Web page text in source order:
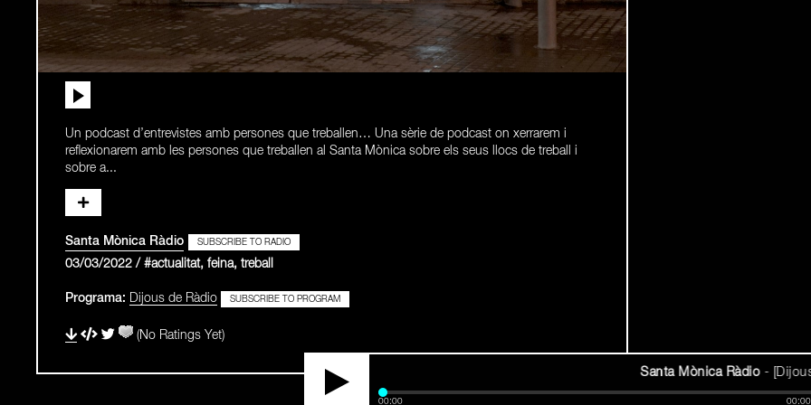
Un podcast d’entrevistes amb persones que treballen… Una sèrie de podcast on xerrarem i
reflexionarem amb les persones que treballen al Santa Mònica sobre els seus llocs de treball i
sobre a...
Santa Mònica Ràdio SUBSCRIBE TO RADIO
03/03/2022 / #actualitat, feina, treball
Programa: Dijous de Ràdio SUBSCRIBE TO PROGRAM
(No Ratings Yet)
Santa Mònica Ràdio - [Dijous
00:00 00:00